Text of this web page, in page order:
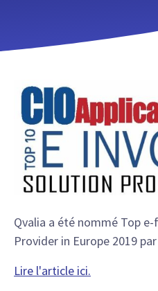
Qvalia a été nommé Top
Provider in Europe 2019
Lire l'article ici.